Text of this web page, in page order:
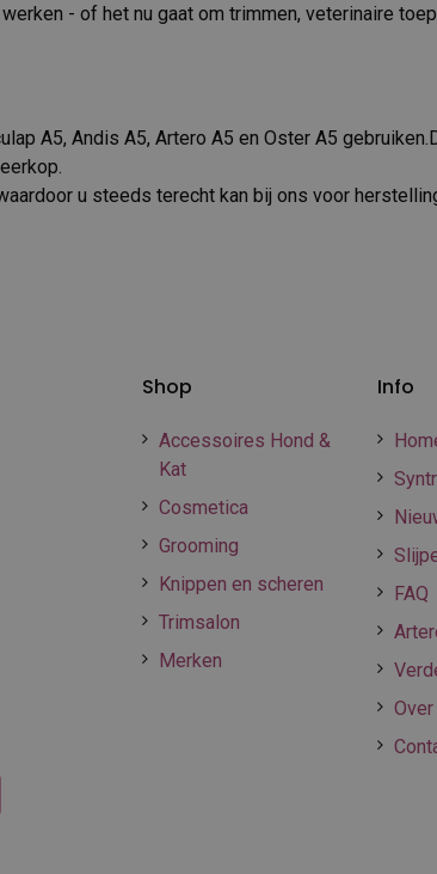
- of het nu gaat om trimmen, veterinaire
A5, Andis A5, Artero A5 en Oster A5
u steeds terecht kan bij ons voor
Info
FAQ
Shop
Accessoires Hond &
Kat
Cosmetica
Grooming
Knippen en scheren
Trimsalon
Merken